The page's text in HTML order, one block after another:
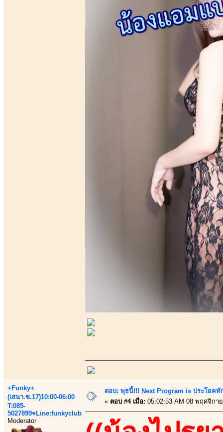
+Funky+
(เสนา.ซ.17)10:00-06:00
T:085-
5027899♥Line:funkyclub
Moderator
ตอบ: พุธนี้!!! Next Program is ประโยค
« ตอบ #4 เมื่อ: 05:02:53 AM 08 พฤศจิกา